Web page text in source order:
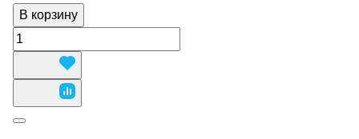
В корзину